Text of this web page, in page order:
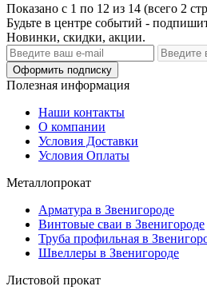
Показано с 1 по 12 из 14 (всего 2
Будьте в центре событий -
Новинки, скидки, акции.
Оформить подписку
Полезная информация
Наши контакты
О компании
Условия Доставки
Условия Оплаты
Металлопрокат
Арматура в Звенигороде
Винтовые сваи в Звенигороде
Труба профильная в
Швеллеры в Звенигороде
Листовой прокат